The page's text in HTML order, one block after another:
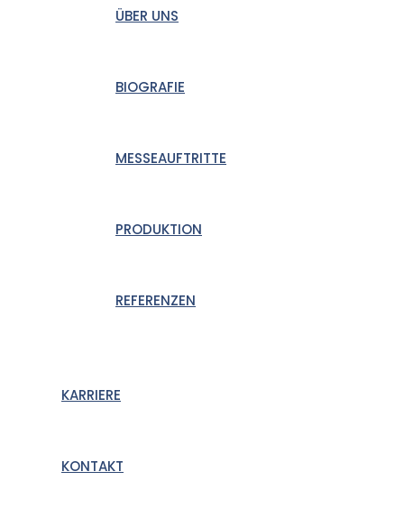
ÜBER UNS
BIOGRAFIE
MESSEAUFTRITTE
PRODUKTION
REFERENZEN
KARRIERE
KONTAKT